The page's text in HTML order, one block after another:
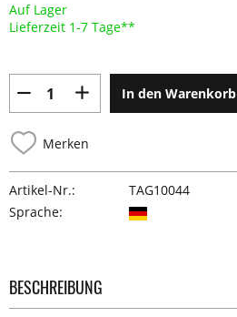
Auf Lager
Lieferzeit 1-7 Tage**
In den Warenkorb
Merken
Artikel-Nr.:
TAG10044
Sprache:
BESCHREIBUNG